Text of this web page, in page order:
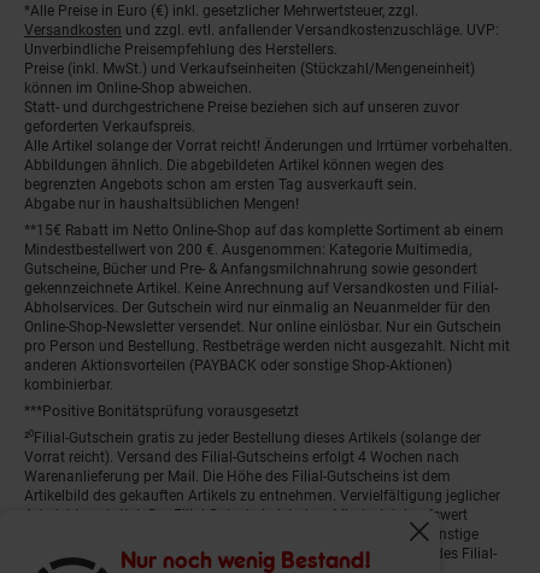
Nur noch wenig Bestand!
Fenster
Fußnoten
*Alle Preise in Euro (€) inkl. gesetzlicher Mehrwertsteuer, zzgl.
Versandkosten und zzgl. evtl. anfallender Versandkostenzuschläge. UVP:
Unverbindliche Preisempfehlung des Herstellers.
Preise (inkl. MwSt.) und Verkaufseinheiten (Stückzahl/Mengeneinheit)
können im Online-Shop abweichen.
Statt- und durchgestrichene Preise beziehen sich auf unseren zuvor
geforderten Verkaufspreis.
Alle Artikel solange der Vorrat reicht! Änderungen und Irrtümer vorbehalten.
Abbildungen ähnlich. Die abgebildeten Artikel können wegen des
begrenzten Angebots schon am ersten Tag ausverkauft sein.
Abgabe nur in haushaltsüblichen Mengen!
**15€ Rabatt im Netto Online-Shop auf das komplette Sortiment ab einem
Mindestbestellwert von 200 €. Ausgenommen: Kategorie Multimedia,
Gutscheine, Bücher und Pre- & Anfangsmilchnahrung sowie gesondert
gekennzeichnete Artikel. Keine Anrechnung auf Versandkosten und Filial-
Abholservices. Der Gutschein wird nur einmalig an Neuanmelder für den
Online-Shop-Newsletter versendet. Nur online einlösbar. Nur ein Gutschein
pro Person und Bestellung. Restbeträge werden nicht ausgezahlt. Nicht mit
anderen Aktionsvorteilen (PAYBACK oder sonstige Shop-Aktionen)
kombinierbar.
***Positive Bonitätsprüfung vorausgesetzt
²⁰Filial-Gutschein gratis zu jeder Bestellung dieses Artikels (solange der
Vorrat reicht). Versand des Filial-Gutscheins erfolgt 4 Wochen nach
Warenanlieferung per Mail. Die Höhe des Filial-Gutscheins ist dem
Artikelbild des gekauften Artikels zu entnehmen. Vervielfältigung jeglicher
Art nicht gestattet. Der Filial-Gutschein ist ohne Mindesteinkaufswert
einlösbar. Nicht mit anderen Aktionsvorteilen (PAYBACK oder sonstige
Shop-Aktionen) kombinierbar. Der jeweilige Gültigkeitszeitraum des Filial-